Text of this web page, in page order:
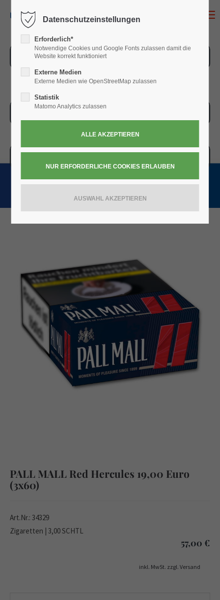
ZUR ÜBERSICHT
PALL MALL Red Hercules 19,00 Euro
(3x60)
Art.Nr.: 34329
Zigaretten | 3,00 SCHTL
57,00 €
inkl. MwSt. zzgl. Versand
Datenschutzeinstellungen
Erforderlich*
Notwendige Cookies und Google Fonts zulassen damit die
Website korrekt funktioniert
Externe Medien
Externe Medien wie OpenStreetMap zulassen
Statistik
Matomo Analytics zulassen